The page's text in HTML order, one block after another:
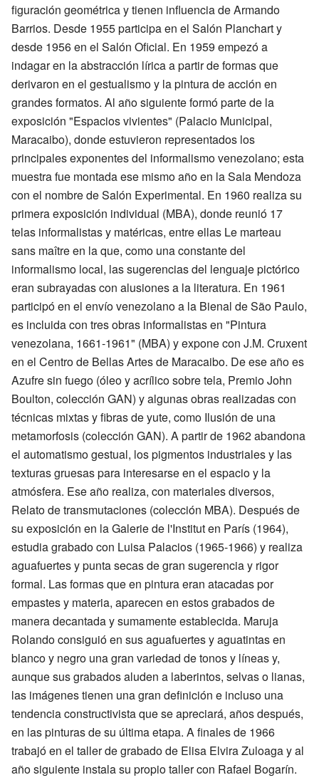
figuración geométrica y tienen influencia de Armando
Barrios. Desde 1955 participa en el Salón Planchart y
desde 1956 en el Salón Oficial. En 1959 empezó a
indagar en la abstracción lírica a partir de formas que
derivaron en el gestualismo y la pintura de acción en
grandes formatos. Al año siguiente formó parte de la
exposición "Espacios vivientes" (Palacio Municipal,
Maracaibo), donde estuvieron representados los
principales exponentes del informalismo venezolano; esta
muestra fue montada ese mismo año en la Sala Mendoza
con el nombre de Salón Experimental. En 1960 realiza su
primera exposición individual (MBA), donde reunió 17
telas informalistas y matéricas, entre ellas Le marteau
sans maître en la que, como una constante del
informalismo local, las sugerencias del lenguaje pictórico
eran subrayadas con alusiones a la literatura. En 1961
participó en el envío venezolano a la Bienal de São Paulo,
es incluida con tres obras informalistas en "Pintura
venezolana, 1661-1961" (MBA) y expone con J.M. Cruxent
en el Centro de Bellas Artes de Maracaibo. De ese año es
Azufre sin fuego (óleo y acrílico sobre tela, Premio John
Boulton, colección GAN) y algunas obras realizadas con
técnicas mixtas y fibras de yute, como Ilusión de una
metamorfosis (colección GAN). A partir de 1962 abandona
el automatismo gestual, los pigmentos industriales y las
texturas gruesas para interesarse en el espacio y la
atmósfera. Ese año realiza, con materiales diversos,
Relato de transmutaciones (colección MBA). Después de
su exposición en la Galerie de l'Institut en París (1964),
estudia grabado con Luisa Palacios (1965-1966) y realiza
aguafuertes y punta secas de gran sugerencia y rigor
formal. Las formas que en pintura eran atacadas por
empastes y materia, aparecen en estos grabados de
manera decantada y sumamente establecida. Maruja
Rolando consiguió en sus aguafuertes y aguatintas en
blanco y negro una gran variedad de tonos y líneas y,
aunque sus grabados aluden a laberintos, selvas o lianas,
las imágenes tienen una gran definición e incluso una
tendencia constructivista que se apreciará, años después,
en las pinturas de su última etapa. A finales de 1966
trabajó en el taller de grabado de Elisa Elvira Zuloaga y al
año siguiente instala su propio taller con Rafael Bogarín.